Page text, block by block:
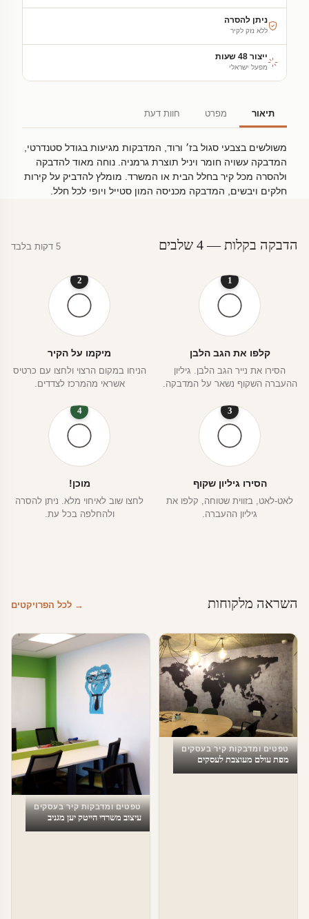
ניתן להסרה
ללא נזק לקיר
ייצור 48 שעות
מפעל ישראלי
תיאור מפרט חוות דעת
משולשים בצבעי סגול בז׳ ורוד, המדבקות מגיעות בגודל סטנדרטי,
המדבקה עשויה חומר ויניל תוצרת גרמניה. נוחה מאוד להדבקה
ולהסרה מכל קיר בחלל הבית או המשרד. מומלץ להדביק על קירות
חלקים ויבשים, המדבקה מכניסה המון סטייל ויופי לכל חלל.
הדבקה בקלות — 4 שלבים 5 דקות בלבד
1
קלפו את הגב הלבן
הסירו את נייר הגב הלבן. גיליון
ההעברה השקוף נשאר על המדבקה.
2
מיקמו על הקיר
הניחו במקום הרצוי ולחצו עם כרטיס
אשראי מהמרכז לצדדים.
3
הסירו גיליון שקוף
לאט-לאט, בזווית שטוחה, קלפו את
גיליון ההעברה.
4
מוכן!
לחצו שוב לאיחוי מלא. ניתן להסרה
ולהחלפה בכל עת.
השראה מלקוחות → לכל הפרויקטים
טפטים ומדבקות קיר בעסקים
מפת עולם מעוצבת לעסקים
טפטים ומדבקות קיר בעסקים
עיצוב משרדי הייטק יען מגניב